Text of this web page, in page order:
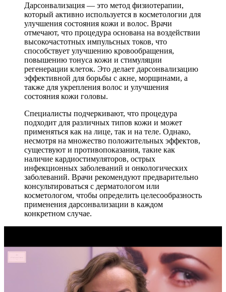
Дарсонвализация — это метод физиотерапии,
который активно используется в косметологии для
улучшения состояния кожи и волос. Врачи
отмечают, что процедура основана на воздействии
высокочастотных импульсных токов, что
способствует улучшению кровообращения,
повышению тонуса кожи и стимуляции
регенерации клеток. Это делает дарсонвализацию
эффективной для борьбы с акне, морщинами, а
также для укрепления волос и улучшения
состояния кожи головы.
Специалисты подчеркивают, что процедура
подходит для различных типов кожи и может
применяться как на лице, так и на теле. Однако,
несмотря на множество положительных эффектов,
существуют и противопоказания, такие как
наличие кардиостимуляторов, острых
инфекционных заболеваний и онкологических
заболеваний. Врачи рекомендуют предварительно
консультироваться с дерматологом или
косметологом, чтобы определить целесообразность
применения дарсонвализации в каждом
конкретном случае.